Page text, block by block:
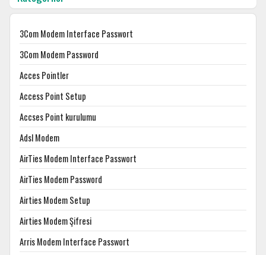
3Com Modem Interface Passwort
3Com Modem Password
Acces Pointler
Access Point Setup
Accses Point kurulumu
Adsl Modem
AirTies Modem Interface Passwort
AirTies Modem Password
Airties Modem Setup
Airties Modem Şifresi
Arris Modem Interface Passwort